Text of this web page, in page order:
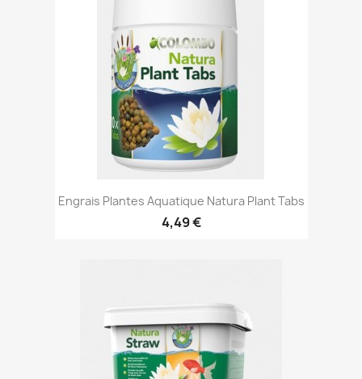
Engrais Plantes Aquatique Natura Plant Tabs
4,49 €